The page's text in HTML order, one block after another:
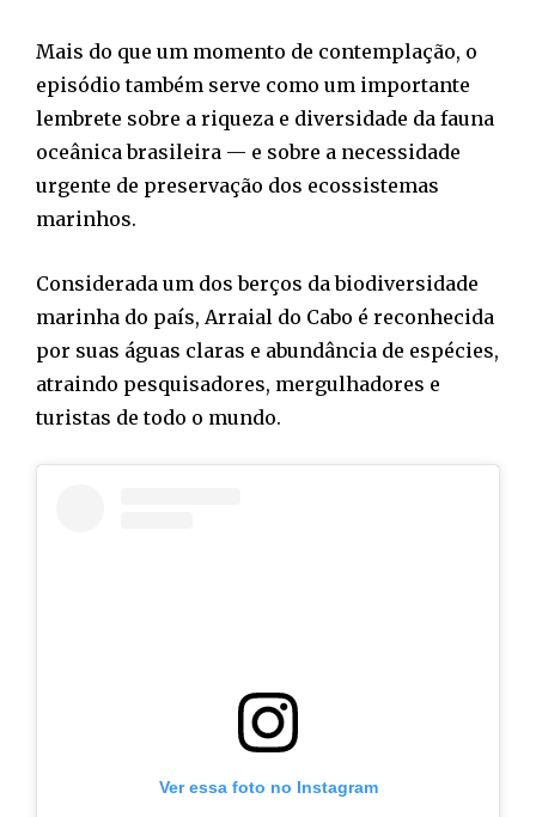
Mais do que um momento de contemplação, o
episódio também serve como um importante
lembrete sobre a riqueza e diversidade da fauna
oceânica brasileira — e sobre a necessidade
urgente de preservação dos ecossistemas
marinhos.
Considerada um dos berços da biodiversidade
marinha do país, Arraial do Cabo é reconhecida
por suas águas claras e abundância de espécies,
atraindo pesquisadores, mergulhadores e
turistas de todo o mundo.
Ver essa foto no Instagram